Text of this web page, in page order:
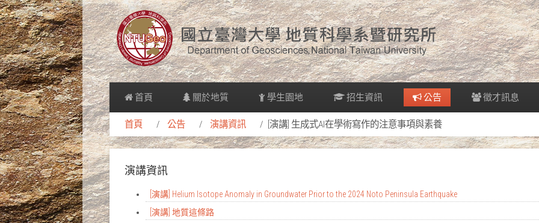
首頁 關於地質 學生園地 招生資訊 公告 徵才訊息
首頁 公告 演講資訊 [演講] 生成式AI在學術寫作的注意事項與素養
演講資訊
[演講] Helium Isotope Anomaly in Groundwater Prior to the 2024 Noto Peninsula Earthquake
[演講] 地質這條路